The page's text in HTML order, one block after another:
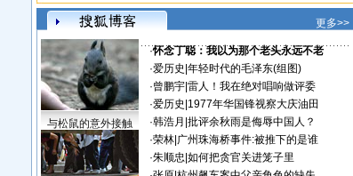
更多>>
与松鼠的意外接触
·怀念丁聪：我以为那个老头永远不老
·爱历史 年轻时代的毛泽东(组图)
·曾鹏宇| 雷人！我在绝对唱响做评委
·爱历史 1977年华国锋视察大庆油田
·韩浩月 批评余秋雨是侮辱中国人？
·荣林| 广州珠海桥事件:被推下的是谁
·朱顺忠 如何把贪官关进笼子里